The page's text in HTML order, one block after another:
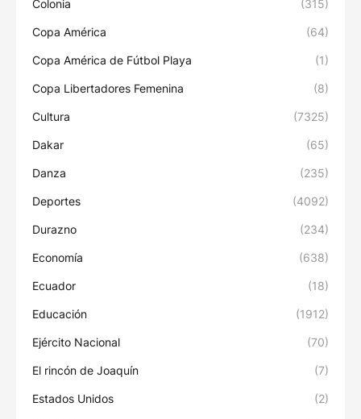
Colonia (315)
Copa América (64)
Copa América de Fútbol Playa (1)
Copa Libertadores Femenina (8)
Cultura (7325)
Dakar (65)
Danza (235)
Deportes (4092)
Durazno (234)
Economía (638)
Ecuador (18)
Educación (1912)
Ejército Nacional (70)
El rincón de Joaquín (7)
Estados Unidos (2)